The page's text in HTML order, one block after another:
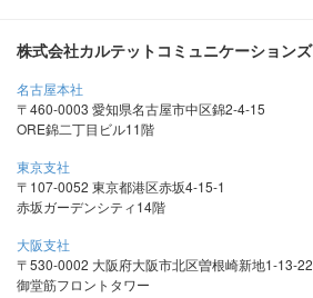
株式会社カルテットコミュニケーションズ
名古屋本社
〒460-0003 愛知県名古屋市中区錦2-4-15
ORE錦二丁目ビル11階
東京支社
〒107-0052 東京都港区赤坂4-15-1
赤坂ガーデンシティ14階
大阪支社
〒530-0002 大阪府大阪市北区曽根崎新地1-13-22
御堂筋フロントタワー